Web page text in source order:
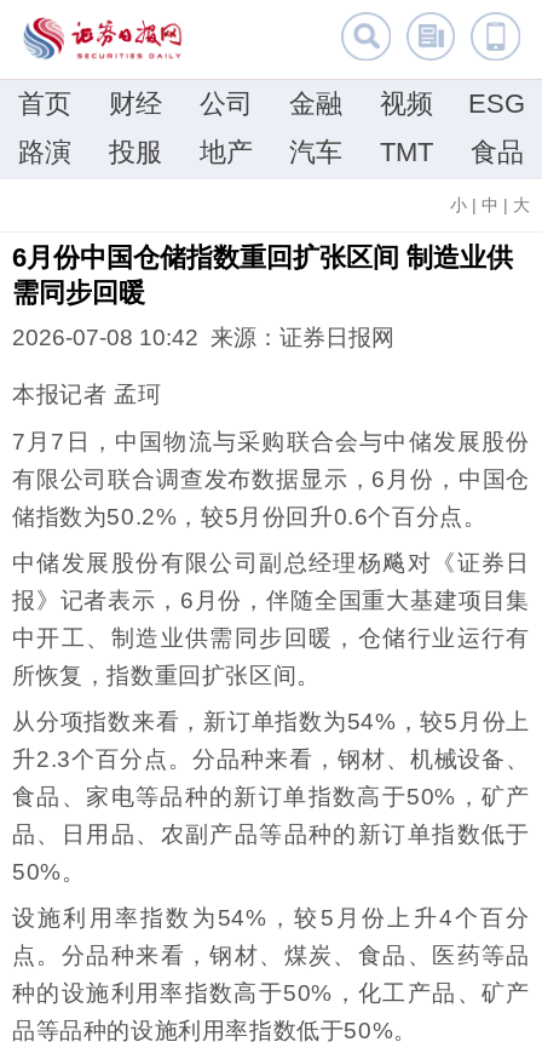
首页 财经 公司 金融 视频
ESG
路演
投服 地产 汽车 TMT 食品
小 | 中 | 大
6月份中国仓储指数重回扩张区间 制造业供
需同步回暖
2026-07-08 10:42 来源：证券日报网
本报记者 孟珂
7月7日，中国物流与采购联合会与中储发展股份
有限公司联合调查发布数据显示，6月份，中国仓
储指数为50.2%，较5月份回升0.6个百分点。
中储发展股份有限公司副总经理杨飚对《证券日
报》记者表示，6月份，伴随全国重大基建项目集
中开工、制造业供需同步回暖，仓储行业运行有
所恢复，指数重回扩张区间。
从分项指数来看，新订单指数为54%，较5月份上
升2.3个百分点。分品种来看，钢材、机械设备、
食品、家电等品种的新订单指数高于50%，矿产
品、日用品、农副产品等品种的新订单指数低于
50%。
设施利用率指数为54%，较5月份上升4个百分
点。分品种来看，钢材、煤炭、食品、医药等品
种的设施利用率指数高于50%，化工产品、矿产
品等品种的设施利用率指数低于50%。